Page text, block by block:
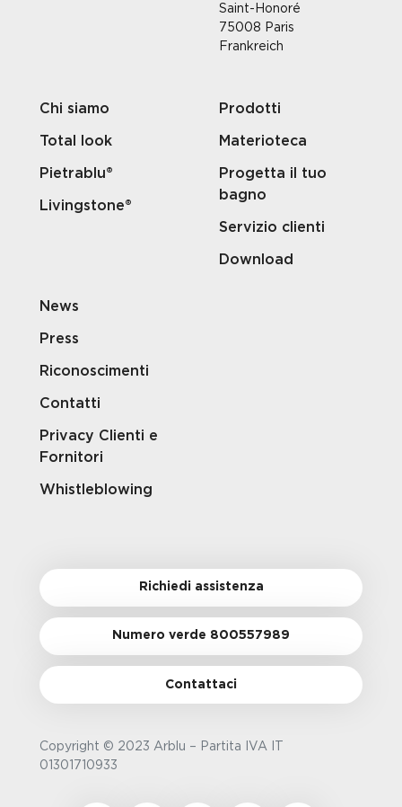
Saint-Honoré
75008 Paris
Frankreich
Chi siamo
Total look
Pietrablu®
Livingstone®
Prodotti
Materioteca
Progetta il tuo
bagno
Servizio clienti
Download
News
Press
Riconoscimenti
Contatti
Privacy Clienti e
Fornitori
Whistleblowing
Richiedi assistenza
Numero verde 800557989
Contattaci
Copyright © 2023 Arblu – Partita IVA IT
01301710933